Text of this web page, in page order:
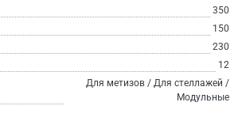
350
150
230
12
Для метизов / Для стеллажей /
Модульные